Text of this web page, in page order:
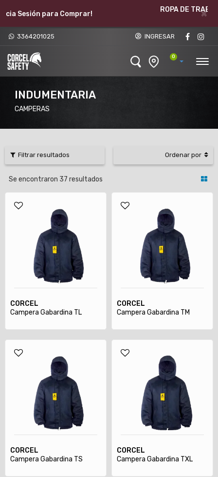
×
ROPA DE TRABAJO PARA EMPRESAS - SOMOS
FABRICANTES
3364201025 INGRESAR
0
INDUMENTARIA
CAMPERAS
Filtrar resultados Ordenar por
Se encontraron 37 resultados
CORCEL
Campera Gabardina TL
CORCEL
Campera Gabardina TM
CORCEL
Campera Gabardina TS
CORCEL
Campera Gabardina TXL